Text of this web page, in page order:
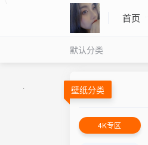
首页
默认分类
壁纸分类
4K专区